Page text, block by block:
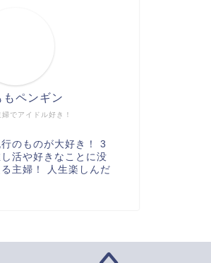
でアイドル好き！
もペンギン
のものが大好き！ 3
活や好きなことに没
主婦！ 人生楽しんだ